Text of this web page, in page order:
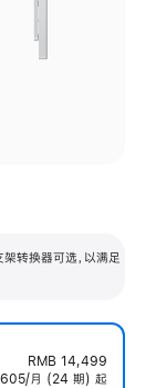
转换器可选，以满足
RMB 14,499
月 (24 期) 起